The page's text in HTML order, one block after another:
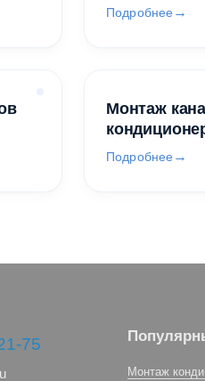
Подробнее
Монтаж
Подробнее
75
Монтаж